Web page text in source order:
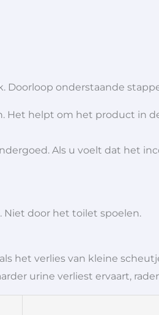
Doorloop onderstaande
Het helpt om het product in
Als u voelt dat het
Niet door het toilet spoelen.
het verlies van kleine
urine verliest ervaart,